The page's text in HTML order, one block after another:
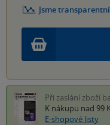
Jsme transparentní
Při zaslání zboží
K nákupu nad 99
E-shopové listy